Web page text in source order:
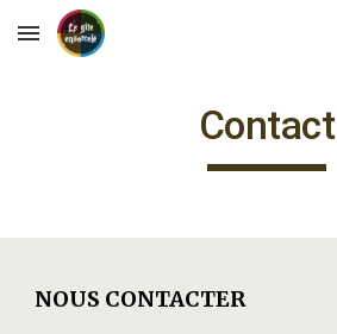
Skip to main content
Contact
NOUS CONTACTER